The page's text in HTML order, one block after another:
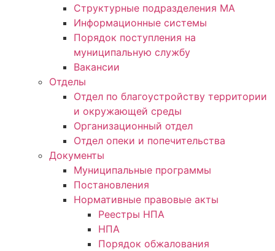
Структурные подразделения МА
Информационные системы
Порядок поступления на
муниципальную службу
Вакансии
Отделы
Отдел по благоустройству территории
и окружающей среды
Организационный отдел
Отдел опеки и попечительства
Документы
Муниципальные программы
Постановления
Нормативные правовые акты
Реестры НПА
НПА
Порядок обжалования